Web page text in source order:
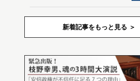
新着記事をもっと見る